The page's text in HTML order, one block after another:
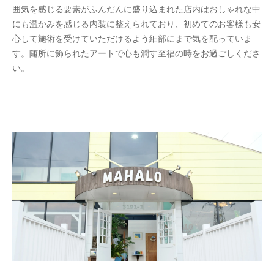
囲気を感じる要素がふんだんに盛り込まれた店内はおしゃれな中
にも温かみを感じる内装に整えられており、初めてのお客様も安
心して施術を受けていただけるよう細部にまで気を配っていま
す。随所に飾られたアートで心も潤す至福の時をお過ごしくださ
い。